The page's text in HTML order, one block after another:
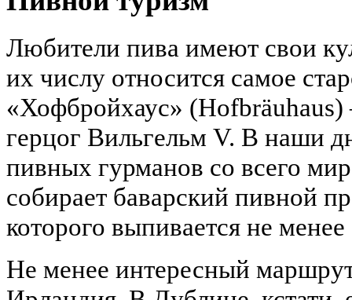
Любители пива имеют свои
их числу относится самое
«Хофбройхаус»
герцог Вильгельм V. В наши
пивных гурманов со всего
собирает баварский пивной
которого выпивается не
Не менее интересный